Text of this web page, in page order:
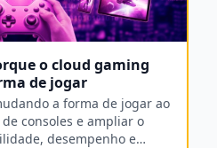
o cloud gaming
de jogar
a forma de jogar ao
consoles e ampliar o
desempenho e